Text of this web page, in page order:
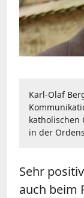
Karl-Olaf
katholischen
in der
Sehr
auch beim